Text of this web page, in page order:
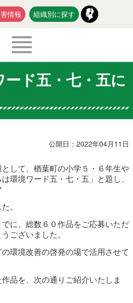
情報 組織別に探す
出産・子育て
教育・文化・スポーツ
新規造成区画
町長室
ード五・七・五に
公開日：2022年04月11日
して、楢葉町の小学５・６年生や
環境ワード五・七・五」と題し、
。
に、総数６０作品をご応募いただ
ございました。
環境改善の啓発の場で活用させて
品を、次の通りご紹介いたしま